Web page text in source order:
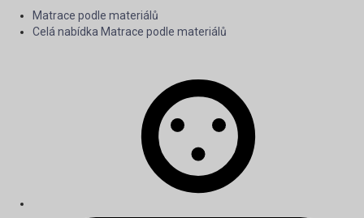
Matrace podle materiálů
Celá nabídka Matrace podle materiálů